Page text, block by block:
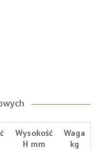
Wysokość
H mm
Waga
kg